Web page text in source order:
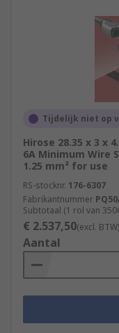
Tijdelijk niet op
Hirose 28.35 x 3 x
6A Minimum Wire
1.25 mm² for use
RS-stocknr. 176-6307
Fabrikantnummer
Subtotaal (1 rol van
€ 2.537,50(excl. BTW)
Aantal